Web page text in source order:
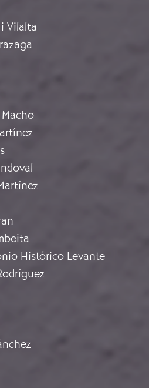
Vilalta
Histórico Levante